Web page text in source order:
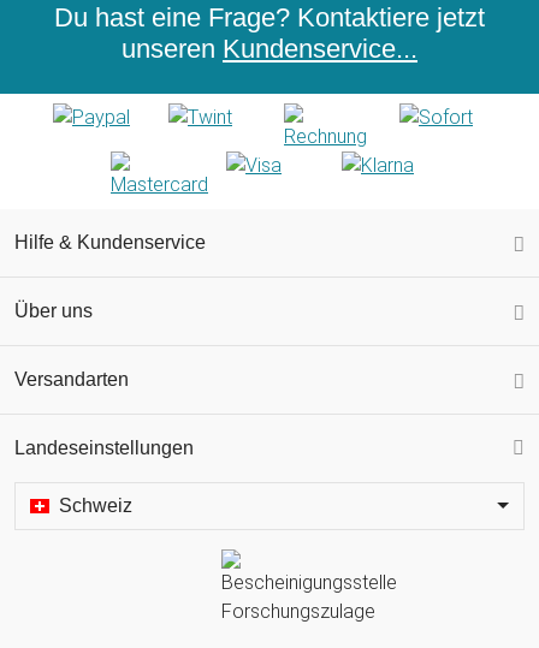
Du hast eine Frage? Kontaktiere jetzt
unseren Kundenservice...
Hilfe & Kundenservice
Über uns
Versandarten
Landeseinstellungen
Schweiz